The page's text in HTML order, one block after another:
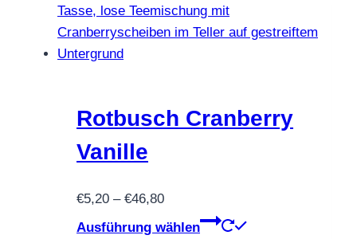
Varianten
können
werden
Rotbusch Cranberry
Vanille
€5,20 – €46,80Preisspanne:
€5,20
Ausführung wählen
Dieses